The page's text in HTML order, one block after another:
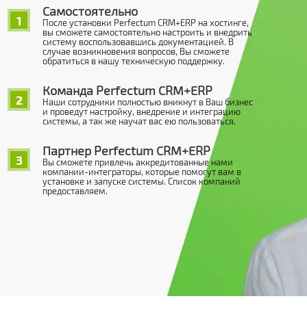
1
Самостоятельно
После установки Perfectum CRM+ERP на хостинге,
вы сможете самостоятельно настроить и внедрить
систему воспользовавшись документацией. В
случае возникновения вопросов, Вы сможете
обратиться в нашу техническую поддержку.
2
Команда Perfectum CRM+ERP
Наши сотрудники полностью вникнут в Ваш бизнес
и проведут настройку, внедрение и интеграцию
системы, а так же научат вас ею пользоваться.
3
Партнер Perfectum CRM+ERP
Вы сможете привлечь аккредитованные нами
компании-интеграторы, которые помогут вам в
установке и запуске системы. Список компаний
предоставляем.